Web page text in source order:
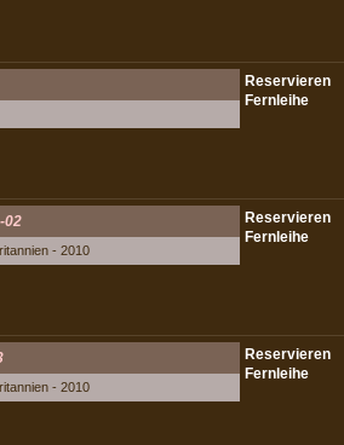
02
- 2010
- 2010